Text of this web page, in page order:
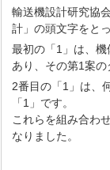
輸送機設計研究協
計」の頭文字をと
最初の「1」は、
あり、その第1案の
2番目の「1」は、
「1」です。
これらを組み合わ
なりました。